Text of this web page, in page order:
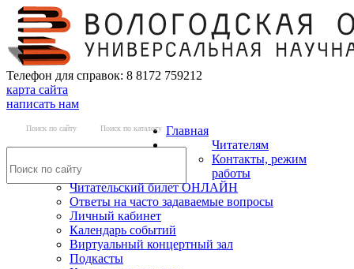
Телефон для справок: 8 8172 759212
карта сайта
написать нам
Поиск по сайту Поиск по каталогу Главная
Читателям
Контакты, режим
работы
Читательский билет ОНЛАЙН
Ответы на часто задаваемые вопросы
Личный кабинет
Календарь событий
Виртуальный концертный зал
Подкасты